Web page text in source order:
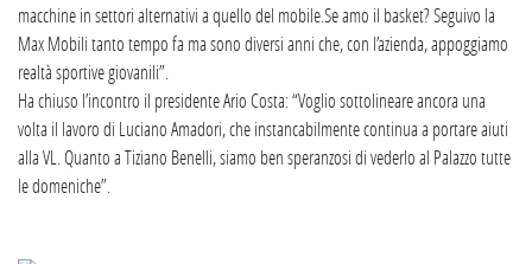
macchine in settori alternativi a quello del mobile.Se amo il basket? Seguivo la
Max Mobili tanto tempo fa ma sono diversi anni che, con l’azienda, appoggiamo
realtà sportive giovanili”.
Ha chiuso l’incontro il presidente Ario Costa: “Voglio sottolineare ancora una
volta il lavoro di Luciano Amadori, che instancabilmente continua a portare aiuti
alla VL. Quanto a Tiziano Benelli, siamo ben speranzosi di vederlo al Palazzo tutte
le domeniche”.